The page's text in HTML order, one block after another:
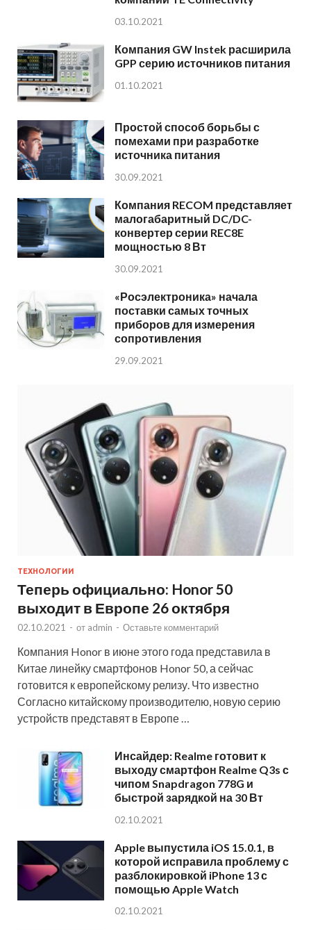
03.10.2021
Компания GW Instek расширила
GPP серию источников питания
01.10.2021
Простой способ борьбы с
помехами при разработке
источника питания
30.09.2021
Компания RECOM представляет
малогабаритный DC/DC-
конвертер серии REC8E
мощностью 8 Вт
30.09.2021
«Росэлектроника» начала
поставки самых точных
приборов для измерения
сопротивления
29.09.2021
ТЕХНОЛОГИИ
Теперь официально: Honor 50
выходит в Европе 26 октября
02.10.2021 - от admin - Оставьте комментарий
Компания Honor в июне этого года представила в
Китае линейку смартфонов Honor 50, а сейчас
готовится к европейскому релизу. Что известно
Согласно китайскому производителю, новую серию
устройств представят в Европе …
Инсайдер: Realme готовит к
выходу смартфон Realme Q3s с
чипом Snapdragon 778G и
быстрой зарядкой на 30 Вт
02.10.2021
Apple выпустила iOS 15.0.1, в
которой исправила проблему с
разблокировкой iPhone 13 с
помощью Apple Watch
02.10.2021